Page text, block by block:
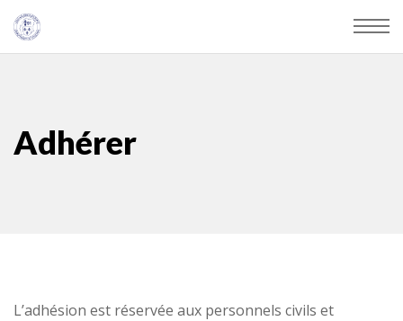
Adhérer
L’adhésion est réservée aux personnels civils et